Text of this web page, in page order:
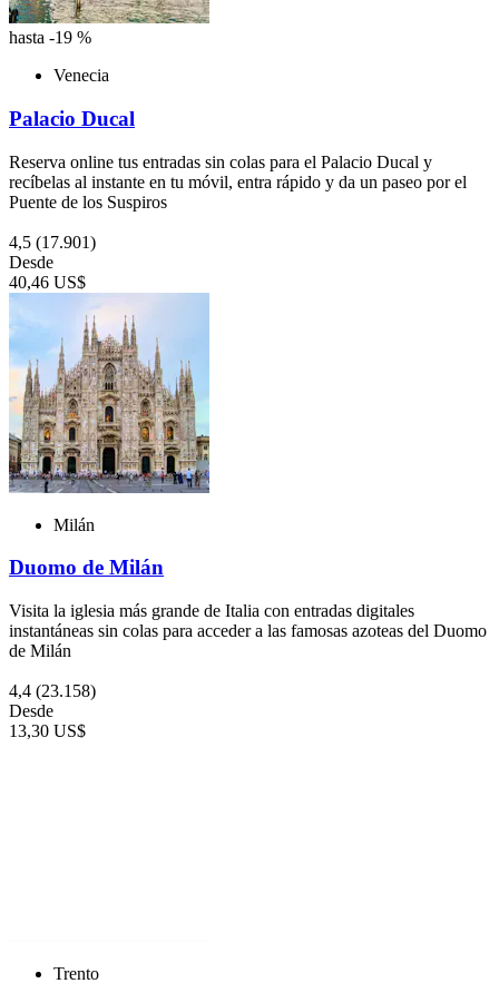
hasta -19 %
Venecia
Palacio Ducal
Reserva online tus entradas sin colas para el Palacio Ducal y
recíbelas al instante en tu móvil, entra rápido y da un paseo por el
Puente de los Suspiros
4,5 (17.901)
Desde
40,46 US$
Milán
Duomo de Milán
Visita la iglesia más grande de Italia con entradas digitales
instantáneas sin colas para acceder a las famosas azoteas del Duomo
de Milán
4,4 (23.158)
Desde
13,30 US$
Trento